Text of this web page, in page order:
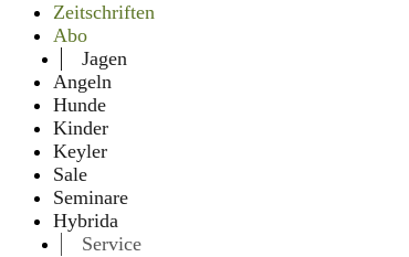
Zeitschriften
Abo
Jagen
Angeln
Hunde
Kinder
Keyler
Sale
Seminare
Hybrida
Service